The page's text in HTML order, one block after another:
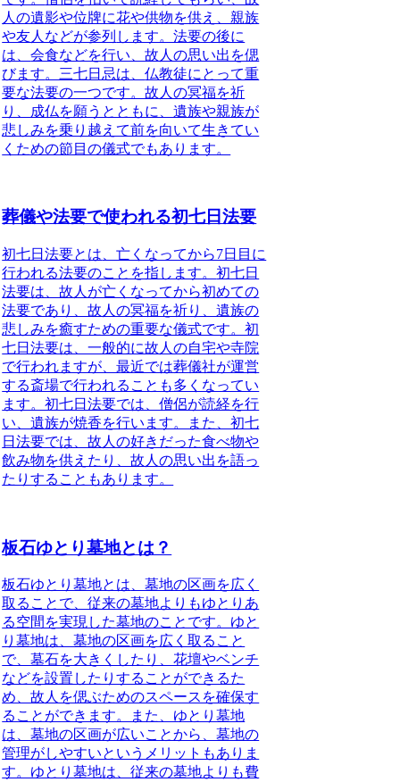
人の遺影や位牌に花や供物を供え、親族
や友人などが参列 します。法要の後に
は、会食などを行い、故人の思い出を偲
びます。三七日忌は、仏教徒にとって重
要な法要の一つです。故人の冥福を祈
り、成仏を願うとともに、遺族や親族が
悲しみを乗り越えて前を向いて生きてい
くための節目の儀式でもあります。
葬儀や法要で使われる初七日法要
初七日法要とは 、亡くなってから7日目に
行われる法要のことを指します。初七日
法要は、故人が亡くなってから初めての
法要であり、故人の冥福を祈り、遺族の
悲しみを癒すための重要な儀式です。初
七日法要は、一般的に故人の自宅や寺院
で行われますが、最近では葬儀社が運営
する斎場で行われることも多くなってい
ます。初七日法要では、僧侶が読経を行
い、遺族が焼香を行います。また、初七
日法要では、故人の好きだった食べ物や
飲み物を供えたり、故人の思い出を語っ
たりすることもあります。
板石ゆとり墓地とは？
板石ゆとり墓地とは、墓地の区画を広く
取ることで、従来の墓地よりもゆとりあ
る空間を実現した墓地のことです。ゆと
り墓地は、墓地の区画を広く取ること
で、墓石を大きくしたり、花壇やベンチ
などを設置したりすることができるた
め、故人を偲ぶためのスペースを確保す
ることができます。また、ゆとり墓地
は、墓地の区画が広いことから、墓地の
管理がしやすいというメリットもありま
す。ゆとり墓地は、従来の墓地よりも費